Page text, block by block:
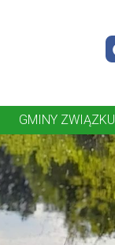
GMINY ZWIĄZKU